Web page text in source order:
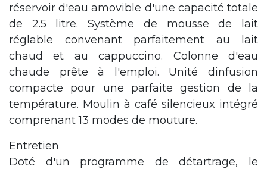
réservoir d'eau amovible d'une capacité totale
de 2.5 litre. Système de mousse de lait
réglable convenant parfaitement au lait
chaud et au cappuccino. Colonne d'eau
chaude prête à l'emploi. Unité dinfusion
compacte pour une parfaite gestion de la
température. Moulin à café silencieux intégré
comprenant 13 modes de mouture.
Entretien
Doté d'un programme de détartrage, le